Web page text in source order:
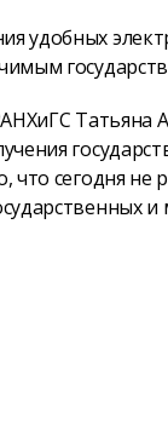
удобных
сегодня не
и